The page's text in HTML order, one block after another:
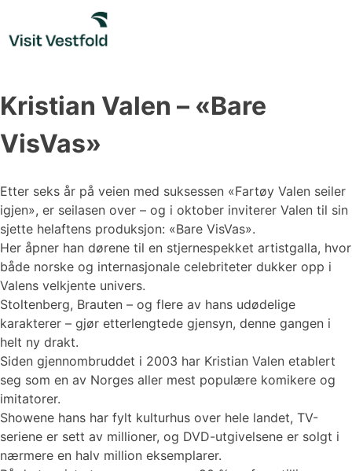
content
Kristian Valen – «Bare
VisVas»
Etter seks år på veien med suksessen «Fartøy Valen seiler
igjen», er seilasen over – og i oktober inviterer Valen til sin
sjette helaftens produksjon: «Bare VisVas».
Her åpner han dørene til en stjernespekket artistgalla, hvor
både norske og internasjonale celebriteter dukker opp i
Valens velkjente univers.
Stoltenberg, Brauten – og flere av hans udødelige
karakterer – gjør etterlengtede gjensyn, denne gangen i
helt ny drakt.
Siden gjennombruddet i 2003 har Kristian Valen etablert
seg som en av Norges aller mest populære komikere og
imitatorer.
Showene hans har fylt kulturhus over hele landet, TV-
seriene er sett av millioner, og DVD-utgivelsene er solgt i
nærmere en halv million eksemplarer.